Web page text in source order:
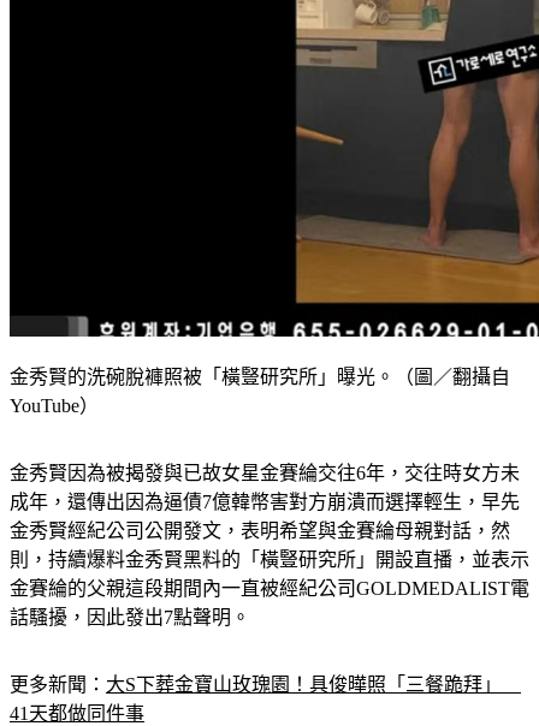
金秀賢的洗碗脫褲照被「橫豎研究所」曝光。（圖／翻攝自
金秀賢因為被揭發與已故女星金賽綸交往6年，交往時女方未
成年，還傳出因為逼債7億韓幣害對方崩潰而選擇輕生，早先
金秀賢經紀公司公開發文，表明希望與金賽綸母親對話，然
則，持續爆料金秀賢黑料的「橫豎研究所」開設直播，並表示
金賽綸的父親這段期間內一直被經紀公司GOLDMEDALIST電
更多新聞：大S下葬金寶山玫瑰園！具俊曄照「三餐跪拜」